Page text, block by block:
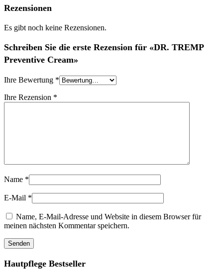
Rezensionen
Es gibt noch keine Rezensionen.
Schreiben Sie die erste Rezension für «DR. TREMP
Preventive Cream»
Ihre Bewertung *
Ihre Rezension *
Name *
E-Mail *
Name, E-Mail-Adresse und Website in diesem Browser für
meinen nächsten Kommentar speichern.
Hautpflege Bestseller